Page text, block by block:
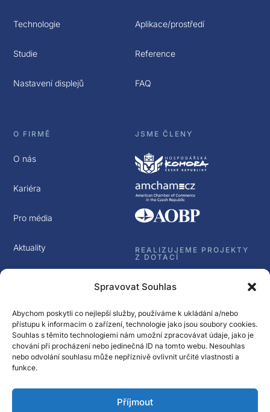
Spravovat Souhlas
Abychom poskytli co nejlepší služby, používáme k ukládání a/nebo
přístupu k informacím o zařízení, technologie jako jsou soubory cookies.
Souhlas s těmito technologiemi nám umožní zpracovávat údaje, jako je
chování při procházení nebo jedinečná ID na tomto webu. Nesouhlas
nebo odvolání souhlasu může nepříznivě ovlivnit určité vlastnosti a
funkce.
Příjmout
Technologie
Studie
Nastavení displejů
Aplikace/prostředí
Reference
FAQ
O FIRMĚ
O nás
Kariéra
Pro média
Aktuality
JSME ČLENY
REALIZUJEME PROJEKTY
Z DOTACÍ
Sledujte nás